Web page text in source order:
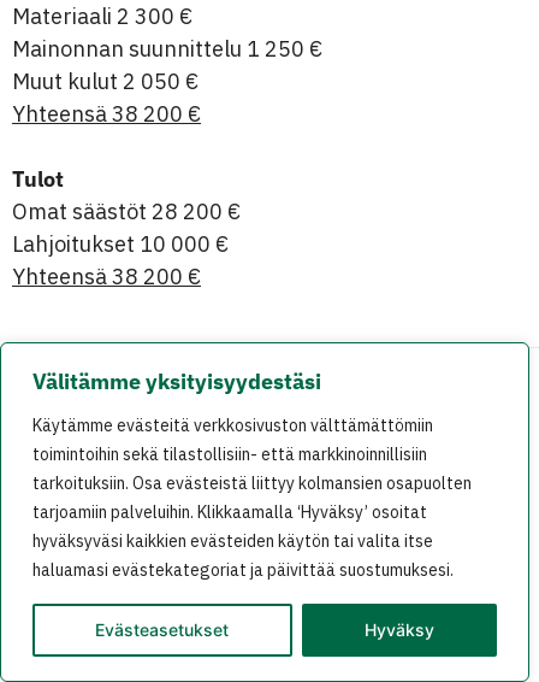
Välitämme yksityisyydestäsi
Käytämme evästeitä verkkosivuston välttämättömiin
toimintoihin sekä tilastollisiin- että markkinoinnillisiin
tarkoituksiin. Osa evästeistä liittyy kolmansien osapuolten
tarjoamiin palveluihin. Klikkaamalla ‘Hyväksy’ osoitat
hyväksyväsi kaikkien evästeiden käytön tai valita itse
haluamasi evästekategoriat ja päivittää suostumuksesi.
Evästeasetukset Hyväksy
Materiaali 2 300 €
Mainonnan suunnittelu 1 250 €
Muut kulut 2 050 €
Yhteensä 38 200 €
Tulot
Omat säästöt 28 200 €
Lahjoitukset 10 000 €
Yhteensä 38 200 €
Oras Tynkkynen 2025